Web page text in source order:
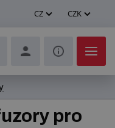
CZ CZK
pro